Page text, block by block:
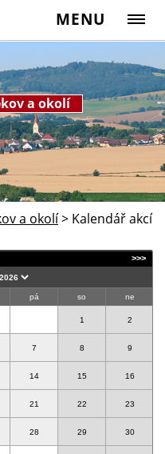
MENU
a okolí
a okolí> Kalendář akcí
>>>
pá so ne
1 2
7 8 9
14 15 16
21 22 23
28 29 30